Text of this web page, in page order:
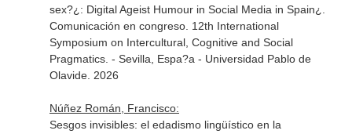
sex?¿: Digital Ageist Humour in Social Media in Spain¿.
Comunicación en congreso. 12th International
Symposium on Intercultural, Cognitive and Social
Pragmatics. - Sevilla, Espa?a - Universidad Pablo de
Olavide. 2026
Núñez Román, Francisco:
Sesgos invisibles: el edadismo lingüístico en la